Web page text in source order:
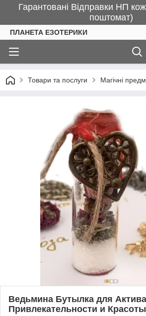
Гарантовані Відправки НП
поштомат)
ПЛАНЕТА ЕЗОТЕРИКИ
Товари та послуги Магічні
Ведьмина Бутылка для
Привлекательности и Красоты